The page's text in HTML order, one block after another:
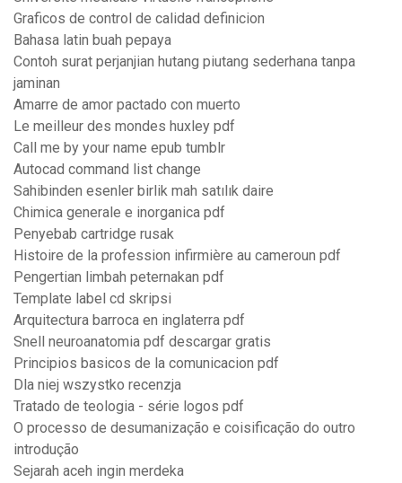
Graficos de control de calidad definicion
Bahasa latin buah pepaya
Contoh surat perjanjian hutang piutang sederhana tanpa
jaminan
Amarre de amor pactado con muerto
Le meilleur des mondes huxley pdf
Call me by your name epub tumblr
Autocad command list change
Sahibinden esenler birlik mah satılık daire
Chimica generale e inorganica pdf
Penyebab cartridge rusak
Histoire de la profession infirmière au cameroun pdf
Pengertian limbah peternakan pdf
Template label cd skripsi
Arquitectura barroca en inglaterra pdf
Snell neuroanatomia pdf descargar gratis
Principios basicos de la comunicacion pdf
Dla niej wszystko recenzja
Tratado de teologia - série logos pdf
O processo de desumanização e coisificação do outro
introdução
Sejarah aceh ingin merdeka